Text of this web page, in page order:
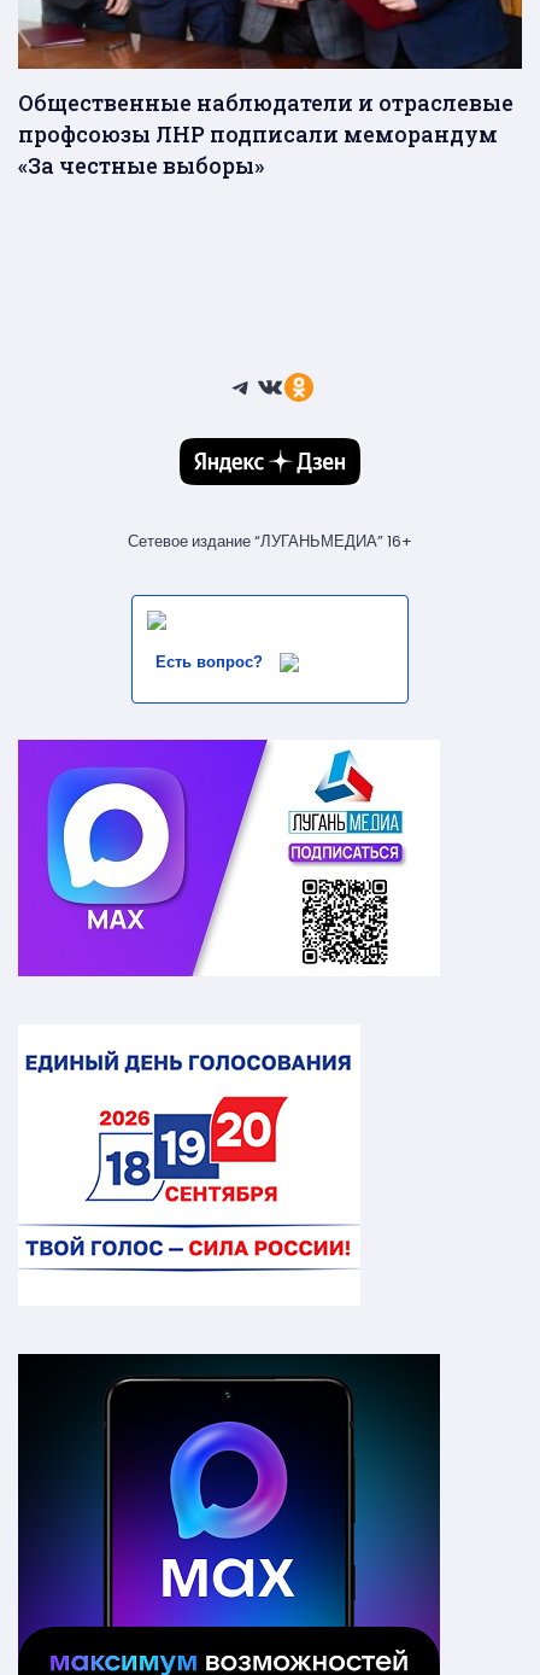
Общественные наблюдатели и отраслевые
профсоюзы ЛНР подписали меморандум
«За честные выборы»
Telegram
ВКонтакте
Ссылка
Сетевое издание “ЛУГАНЬМЕДИА” 16+
Есть вопрос?